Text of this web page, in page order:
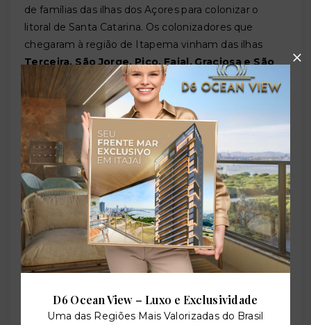
de famílias das ilhas dos Açores para colonizar o
litoral de Santa Catarina. Os colonizadores que
chegaram à região de Itapema vinham das ilhas
Terceira, São Jorge, Pico, Faial, Graciosa e São
Miguel
— ilhas de onde partiram milhares de famílias
em busca de terra e futuro no Brasil.
Os açorianos que já estavam estabelecidos nas
comunidades de São Miguel e Santo Antônio foram
os responsáveis pelo povoamento da Baía de Porto
Belo, onde ajudaram a fundar a Freguesia de Porto
Belo em 18 de dezembro de 1824. Foram os
descendentesdessas famílias que, nas primeiras
décadas do século XIX, desceram pelo litoral e foram
ocupar progressivamente a região de Itapema.
Os terrenos açorianos seguiam um modelo
característico, herdado das ilhas: em forma de
central, estendendo-se em retângulos estreitos e
compridos do mar ao interior. Essa herança
D6 Ocean View – Luxo e Exclusividade
Uma das Regiões Mais Valorizadas do Brasil